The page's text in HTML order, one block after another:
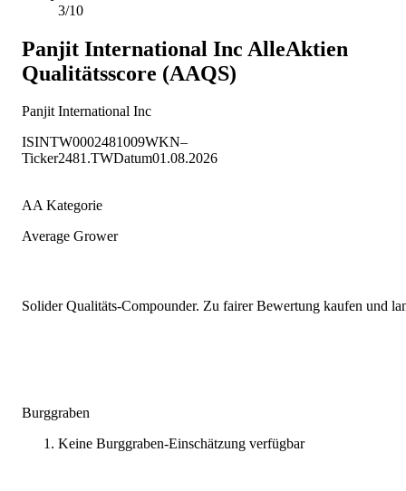
3/10
Panjit International Inc AlleAktien
Qualitätsscore (AAQS)
Panjit International Inc
ISINTW0002481009WKN–
Ticker2481.TWDatum01.08.2026
AA Kategorie
Average Grower
Solider Qualitäts-Compounder. Zu fairer Bewertung kaufen und
Burggraben
Keine Burggraben-Einschätzung verfügbar